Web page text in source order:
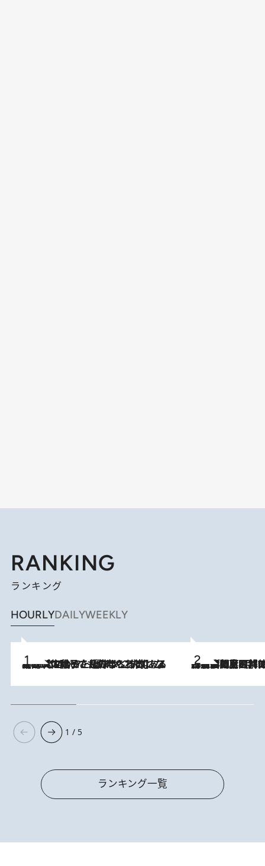
RANKING
ランキング
HOURLYDAILYWEEKLY
2026.8.5
【阿川佐和子さんの年とる力】なぜ70代で始めた趣味は“こんなに楽しい”のか？ ピアノ、俳句…スランプに陥っても続けられる“ある秘訣”とは 2026.8.8
「最後に見られてよかった」上野動物園の東園パンダ舎が解体前に特別公開。8月16日まで延長されたパネル展と共に辿る“半世紀”のパンダ飼育《解体工事の図面あり》
1 / 5
ランキング一覧